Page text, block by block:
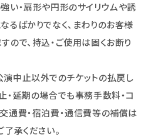
い・扇形や円形のサイリウムや誘
るばかりでなく、まわりのお客様
ので、持込・ご使用は固くお断り
中止以外でのチケットの払戻し
・延期の場合でも事務手数料・コ
通費・宿泊費・通信費等の補償は
承ください。